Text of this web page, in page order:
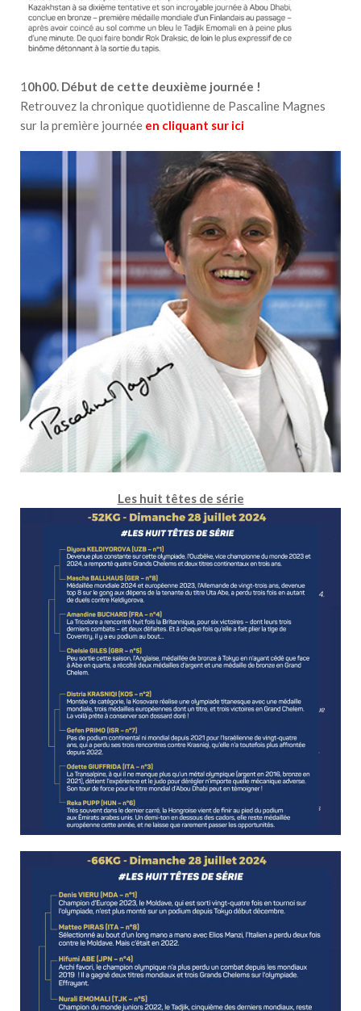
1 0h00. Début de cette deuxième journée !
Retrouvez la chronique quotidienne de Pascaline Magnes
sur la première journée en cliquant sur ici
Les huit têtes de série